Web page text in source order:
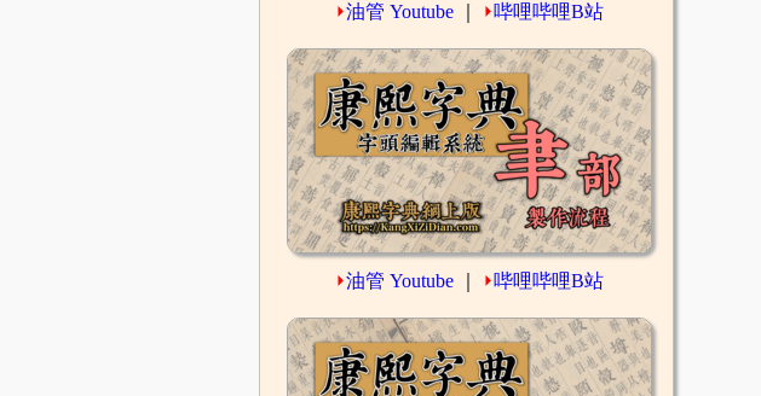
⏵油管 Youtube ⏵哔哩哔哩B站
⏵油管 Youtube ⏵哔哩哔哩B站